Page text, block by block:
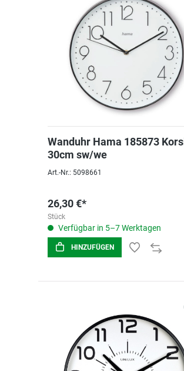
Wanduhr Hama 185873
30cm sw/we
Art.-Nr.: 5098661
26,30 €*
Stück
Verfügbar in 5–7 Werktagen
HINZUFÜGEN